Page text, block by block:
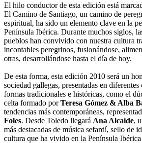
El hilo conductor de esta edición está
El Camino de Santiago, un camino de
espiritual, ha sido un elemento clave en la
Península Ibérica. Durante muchos siglos,
pueblos han convivido con nuestra cultura
incontables peregrinos, fusionándose,
otras, desarrollándose hasta el día de hoy.
De esta forma, esta edición 2010 será un
sociedad gallegas, presentadas en
formas tradicionales e históricas, como el
celta formado porTeresa Gómez & Alba
tendencias más contemporáneas,
Foles. Desde Toledo llegará Ana Alcaide,
más destacadas de música sefardí, sello de
cultura que ha vivido en la Península